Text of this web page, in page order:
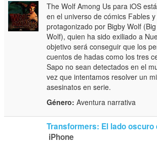
The Wolf Among Us para iOS
en el universo de cómics Fables y
protagonizado por Bigby Wolf
Wolf), quien ha sido exiliado a
objetivo será conseguir que los
cuentos de hadas como los tres
Sapo no sean detectados en el
vez que intentamos resolver un
asesinatos en serie.
Género: Aventura narrativa
Transformers: El lado oscuro
iPhone